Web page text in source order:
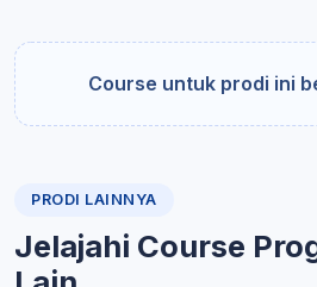
Course untuk prodi ini
PRODI LAINNYA
Jelajahi Course